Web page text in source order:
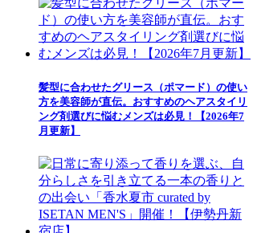
髪型に合わせたグリース（ポマード）の使い
方を美容師が直伝。おすすめのヘアスタイリ
ング剤選びに悩むメンズは必見！【2026年7
月更新】